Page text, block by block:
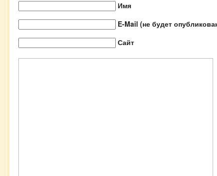
Имя
E-Mail (не будет
Сайт